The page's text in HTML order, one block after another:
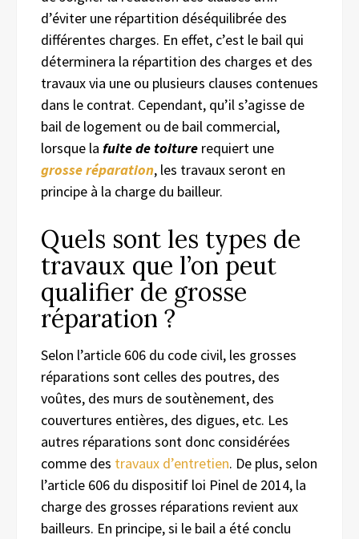
d’éviter une répartition déséquilibrée des
différentes charges. En effet, c’est le bail qui
déterminera la répartition des charges et des
travaux via une ou plusieurs clauses contenues
dans le contrat. Cependant, qu’il s’agisse de
bail de logement ou de bail commercial,
lorsque la fuitede toiture requiert une
grosse réparation, les travaux seront en
principe à la charge du bailleur.
Quels sont les types de
travaux que l’on peut
qualifier de grosse
réparation ?
Selon l’article 606 du code civil, les grosses
réparations sont celles des poutres, des
voûtes, des murs de soutènement, des
couvertures entières, des digues, etc. Les
autres réparations sont donc considérées
comme des travaux d’entretien. De plus, selon
l’article 606 du dispositif loi Pinel de 2014, la
charge des grosses réparations revient aux
bailleurs. En principe, si le bail a été conclu